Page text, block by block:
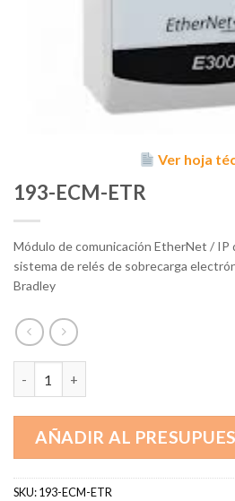
Ver hoja
193-ECM-ETR
Módulo de comunicación EtherNet / IP
sistema de relés de sobrecarga
Bradley
AÑADIR AL
SKU:193-ECM-ETR